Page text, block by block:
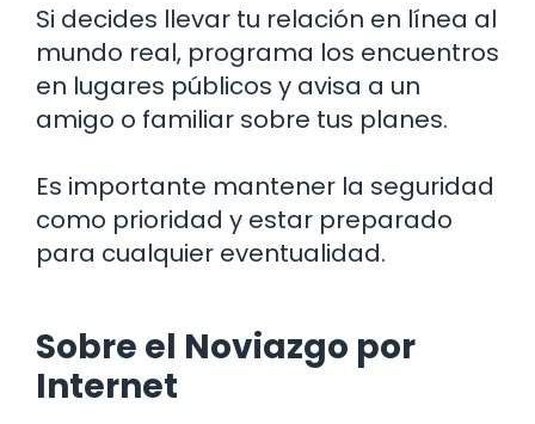
Si decides llevar tu relación en línea al
mundo real, programa los encuentros
en lugares públicos y avisa a un
amigo o familiar sobre tus planes.
Es importante mantener la seguridad
como prioridad y estar preparado
para cualquier eventualidad.
Sobre el Noviazgo por
Internet